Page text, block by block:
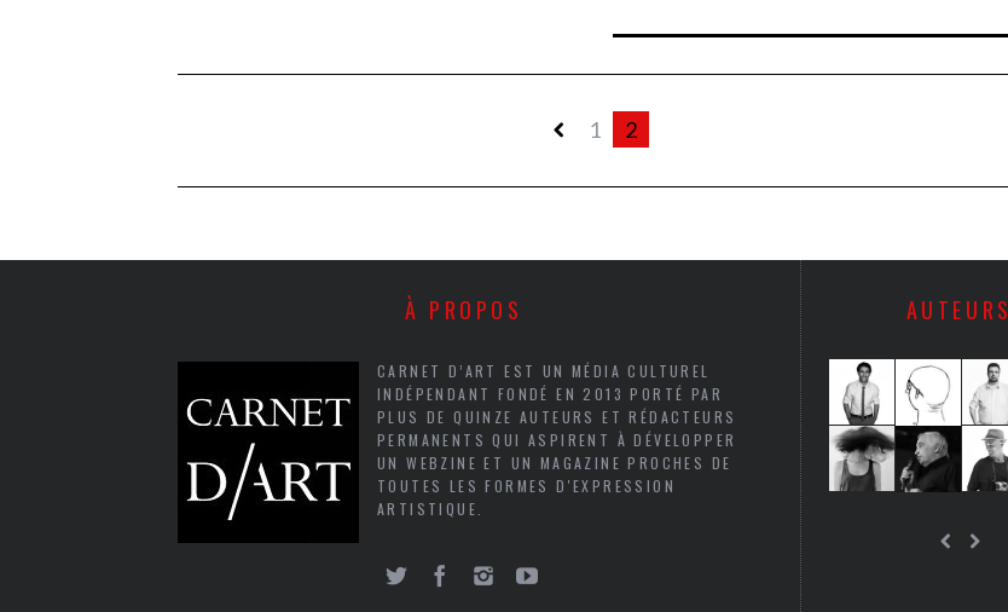
1 2
À PROPOS
CARNET D’ART EST UN MÉDIA CULTUREL
INDÉPENDANT FONDÉ EN 2013 PORTÉ PAR
PLUS DE QUINZE AUTEURS ET RÉDACTEURS
PERMANENTS QUI ASPIRENT À DÉVELOPPER
UN WEBZINE ET UN MAGAZINE PROCHES DE
TOUTES LES FORMES D'EXPRESSION
ARTISTIQUE.
AUTEURS